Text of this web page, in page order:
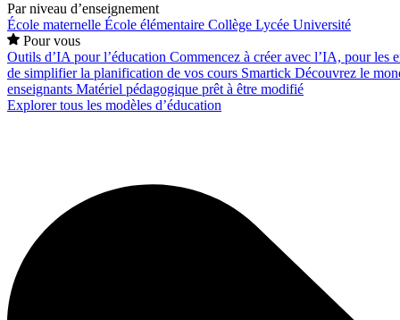
Par niveau d’enseignement
École maternelle École élémentaire Collège Lycée Université
Pour vous
Outils d’IA pour l’éducation Commencez à créer avec l’IA, pour les
de simplifier la planification de vos cours Smartick Découvrez le
enseignants Matériel pédagogique prêt à être modifié
Explorer tous les modèles d’éducation